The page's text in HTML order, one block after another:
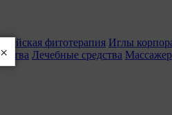
фитотерапия Иглы
Лечебные средства
×